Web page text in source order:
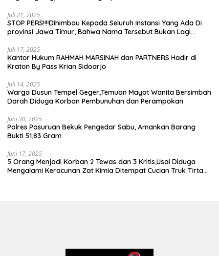
Juli 21, 2025
STOP PERS!!!!Dihimbau Kepada Seluruh Instansi Yang Ada Di
provinsi Jawa Timur, Bahwa Nama Tersebut Bukan Lagi
Juli 17, 2025
Kantor Hukum RAHMAH MARSINAH dan PARTNERS Hadir di
Kraton By Pass Krian Sidoarjo
Juli 14, 2025
Warga Dusun Tempel Geger,Temuan Mayat Wanita Bersimbah
Darah Diduga Korban Pembunuhan dan Perampokan
Juni 30, 2025
Polres Pasuruan Bekuk Pengedar Sabu, Amankan Barang
Bukti 51,83 Gram
Juni 17, 2025
5 Orang Menjadi Korban 2 Tewas dan 3 Kritis,Usai Diduga
Mengalami Keracunan Zat Kimia Ditempat Cucian Truk Tirta